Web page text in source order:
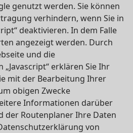
genutzt werden. Sie können
verhindern, wenn Sie in
deaktivieren. In dem Falle
angezeigt werden. Durch
und die
erklären Sie Ihr
mit der Bearbeitung Ihrer
obigen Zwecke
Informationen darüber
der Routenplaner Ihre Daten
von